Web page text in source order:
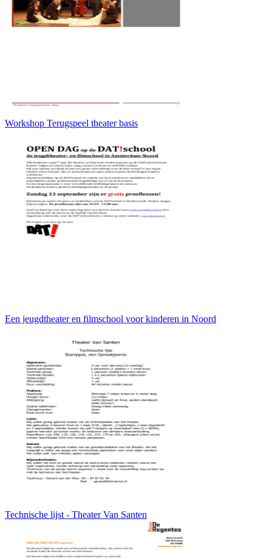
Workshop Terugspeel theater basis
Een jeugdtheater en filmschool voor kinderen in Noord
Technische lijst - Theater Van Santen